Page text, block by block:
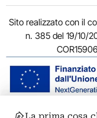
Sito realizzato con il
n. 385 del 19/10/